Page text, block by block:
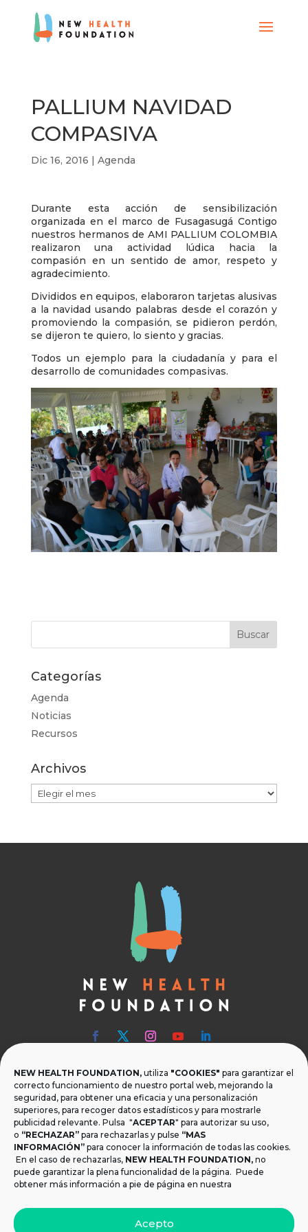
NEW HEALTH FOUNDATION, utiliza "COOKIES" para garantizar el
correcto funcionamiento de nuestro portal web, mejorando la
seguridad, para obtener una eficacia y una personalización
superiores, para recoger datos estadísticos y para mostrarle
publicidad relevante. Pulsa "ACEPTAR" para autorizar su uso,
o “RECHAZAR” para rechazarlas y pulse “MAS
INFORMACIÓN” para conocer la información de todas las cookies.
En el caso de rechazarlas, NEW HEALTH FOUNDATION, no
puede garantizar la plena funcionalidad de la página. Puede
obtener más información a pie de página en nuestra
Acepto
PALLIUM NAVIDAD
COMPASIVA
Dic 16, 2016 | Agenda
Durante esta acción de sensibilización
organizada en el marco de Fusagasugá Contigo
nuestros hermanos de AMI PALLIUM COLOMBIA
realizaron una actividad lúdica hacia la
compasión en un sentido de amor, respeto y
agradecimiento.
Divididos en equipos, elaboraron tarjetas alusivas
a la navidad usando palabras desde el corazón y
promoviendo la compasión, se pidieron perdón,
se dijeron te quiero, lo siento y gracias.
Todos un ejemplo para la ciudadanía y para el
desarrollo de comunidades compasivas.
Categorías
Agenda
Noticias
Recursos
Archivos
Archivos
 Teléfono
T.+34 954 219 597
 Dónde estamos
Calle Monsalves 35 Local 2. 41001, Sevilla.
España
 Email
info@newhealthfoundation.org